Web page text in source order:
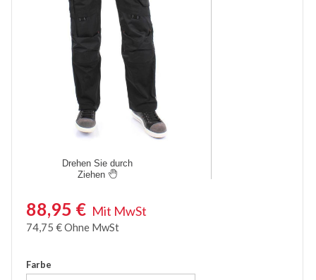
Feuerhemmende Hosen
Thermohosen
Damen Arbeitshosen
Schnittschutzhose
Unterhosen
Zubehör
Drehen Sie durch
Ziehen 
88,95 € Mit MwSt
74,75 €Ohne MwSt
Farbe